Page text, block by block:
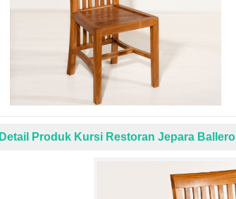
Detail Produk Kursi Restoran Jepara Ballero